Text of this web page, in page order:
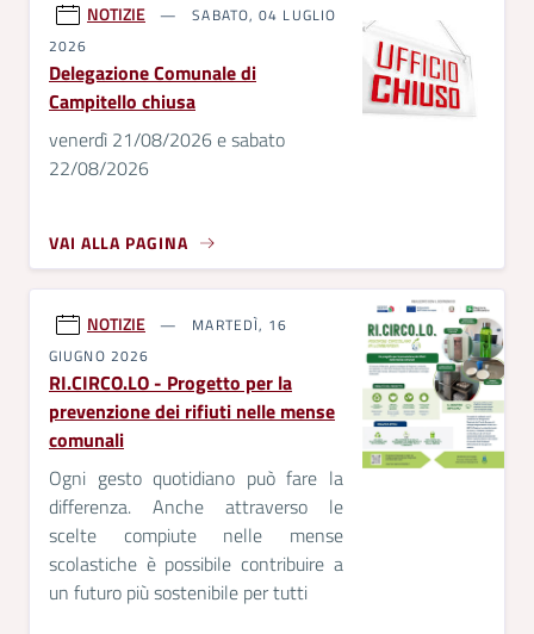
NOTIZIE
SABATO, 04 LUGLIO
2026
Delegazione Comunale di
Campitello chiusa
venerdì 21/08/2026 e sabato
22/08/2026
VAI ALLA PAGINA
NOTIZIE
MARTEDÌ, 16
GIUGNO 2026
RI.CIRCO.LO - Progetto per la
prevenzione dei rifiuti nelle mense
comunali
Ogni gesto quotidiano può fare la
differenza. Anche attraverso le
scelte compiute nelle mense
scolastiche è possibile contribuire a
un futuro più sostenibile per tutti